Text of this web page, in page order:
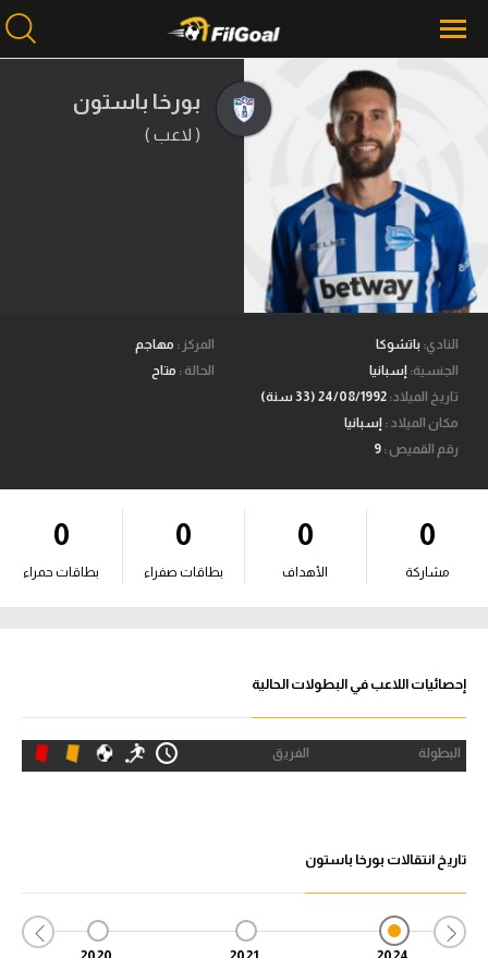
محتوى إخباري
الرئيسية
أخبار
مباريات
ميركاتو
فانتازي في الجول
مسابقة التوقعات
فيديوهات
آراء حرة
ركن الألعاب
الدوري المصري
الدوري الإنجليزي الممتاز
الدوري الإيطالي
الدوري الألماني
بورخا باستون
( لاعب )
النادي: باتشوكا
الجنسية: إسبانيا
تاريخ الميلاد:
مكان الميلاد : إسبانيا
رقم القميص :
المركز : مهاجم
الحالة : متاح
0
مشاركة
0
الأهداف
0
بطاقات صفراء
0
بطاقات حمراء
إحصائيات اللاعب في البطولات الحالية
البطولة الفريق
تاريخ انتقالات بورخا باستون